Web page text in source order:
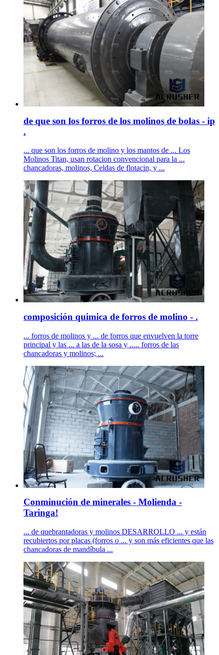
de que son los forros de los molinos de bolas - ip
.
... que son los forros de molino y los mantos de ... Los
Molinos Titan, usan rotacion convencional para la ...
chancadoras, molinos, Celdas de flotacin, y ...
composición quimica de forros de molino - .
... forros de molinos y ... de forros que envuelven la torre
principal y las ... a las de la sosa y ..... forros de las
chancadoras y molinos; ...
Conminución de minerales - Molienda -
Taringa!
... de quebrantadoras y molinos DESARROLLO ... y están
recubiertos por placas (forros o ... y son más eficientes que las
chancadoras de mandíbula ...